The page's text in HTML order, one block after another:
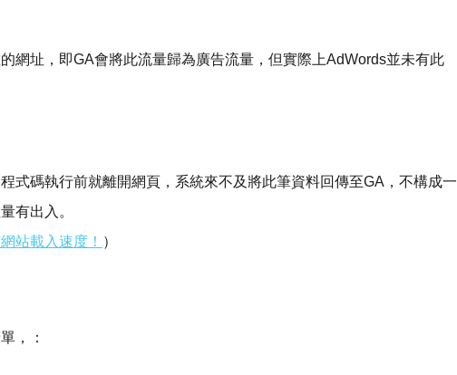
網址，即GA會將此流量歸為廣告流量，但實際上AdWords並未有此
式碼執行前就離開網頁，系統來不及將此筆資料回傳至GA，不構成一
有出入。
站載入速度！ ）
，：